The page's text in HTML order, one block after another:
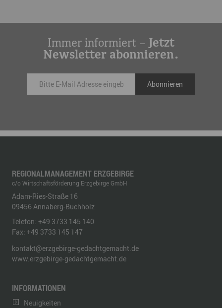
Immer informiert – Jetzt
Newsletter abonnieren.
REGIONALMANAGEMENT ERZGEBIRGE
c/o Wirtschaftsförderung Erzgebirge GmbH
Adam-Ries-Straße 16
09456 Annaberg-Buchholz
Telefon: +49 3733 145 140
Fax: +49 3733 145 147
kontakt@erzgebirge-gedachtgemacht.de
www.erzgebirge-gedachtgemacht.de
INFORMATIONEN
Neuigkeiten